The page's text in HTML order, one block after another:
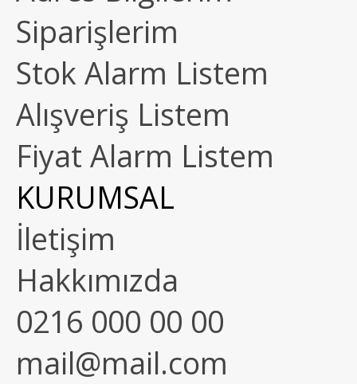
Siparişlerim
Stok Alarm Listem
Alışveriş Listem
Fiyat Alarm Listem
KURUMSAL
İletişim
Hakkımızda
0216 000 00 00
mail@mail.com